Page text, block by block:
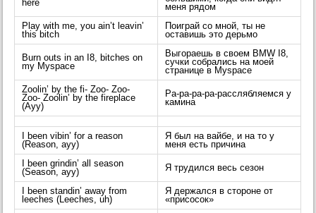
here
меня рядом
Play with me, you ain’t leavin’
this bitch
Поиграй со мной, ты не
оставишь это дерьмо
Burn outs in an I8, bitches on
my Myspace
Выгораешь в своем BMW I8,
сучки собрались на моей
странице в Myspace
Zoolin’ by the fi- Zoo- Zoo-
Zoo- Zoolin’ by the fireplace
(Ayy)
Ра-ра-ра-ра-расслябляемся у
камина
I been vibin’ for a reason
(Reason, ayy)
Я был на вайбе, и на то у
меня есть причина
I been grindin’ all season
(Season, ayy)
Я трудился весь сезон
I been standin’ away from
leeches (Leeches, uh)
Я держался в стороне от
«присосок»